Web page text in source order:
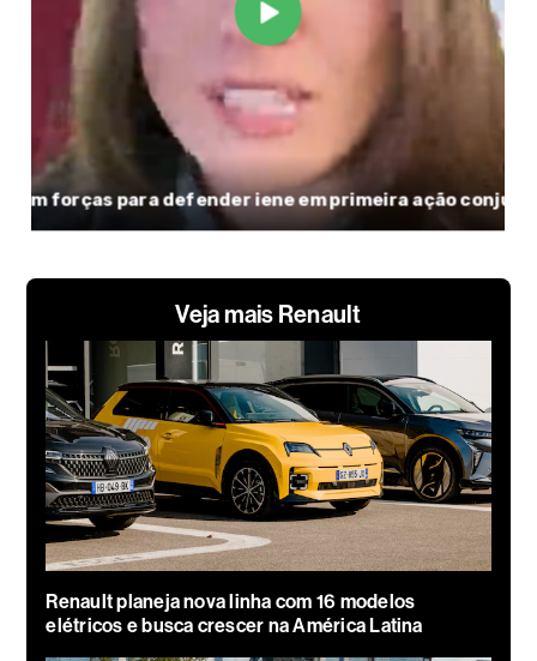
Veja mais Renault
Renault planeja nova linha com 16 modelos
elétricos e busca crescer na América Latina